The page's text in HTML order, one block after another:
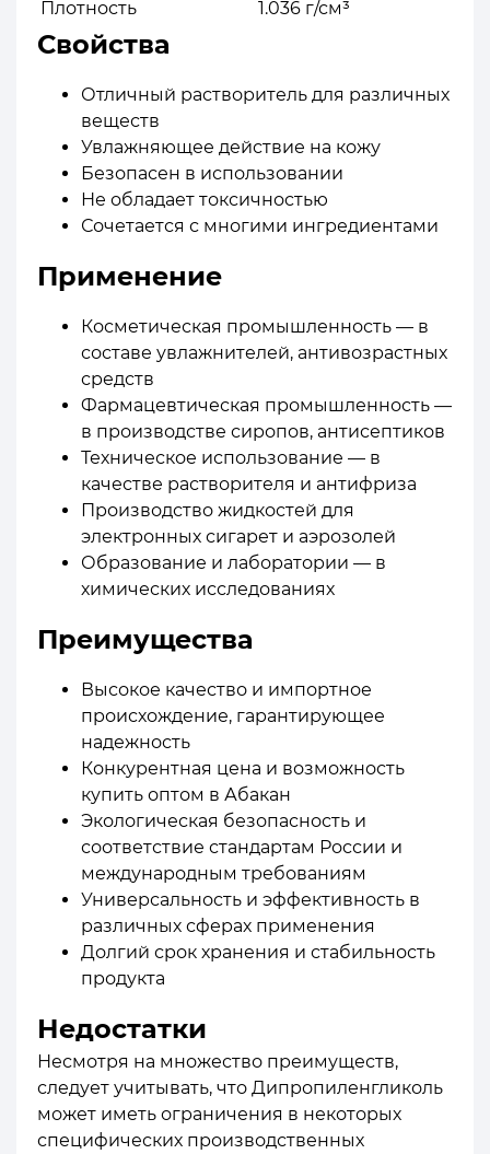
Плотность 1.036 г/см³
Свойства
Отличный растворитель для различных
веществ
Увлажняющее действие на кожу
Безопасен в использовании
Не обладает токсичностью
Сочетается с многими ингредиентами
Применение
Косметическая промышленность — в
составе увлажнителей, антивозрастных
средств
Фармацевтическая промышленность —
в производстве сиропов, антисептиков
Техническое использование — в
качестве растворителя и антифриза
Производство жидкостей для
электронных сигарет и аэрозолей
Образование и лаборатории — в
химических исследованиях
Преимущества
Высокое качество и импортное
происхождение, гарантирующее
надежность
Конкурентная цена и возможность
купить оптом в Абакан
Экологическая безопасность и
соответствие стандартам России и
международным требованиям
Универсальность и эффективность в
различных сферах применения
Долгий срок хранения и стабильность
продукта
Недостатки
Несмотря на множество преимуществ,
следует учитывать, что Дипропиленгликоль
может иметь ограничения в некоторых
специфических производственных